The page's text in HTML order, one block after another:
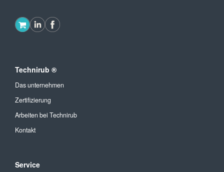
Technirub ®
Das unternehmen
Zertifizierung
Arbeiten bei Technirub
Kontakt
Service